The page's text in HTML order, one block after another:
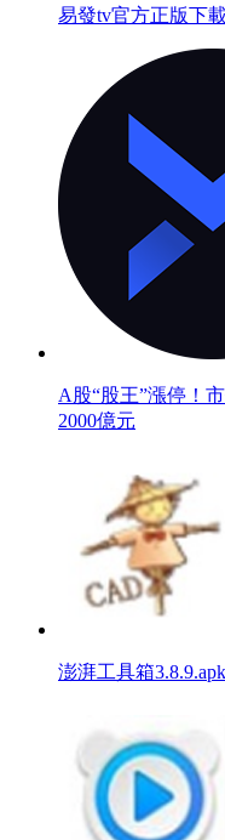
易發tv官方正版下
A股“股王”漲停！
2000億元
澎湃工具箱